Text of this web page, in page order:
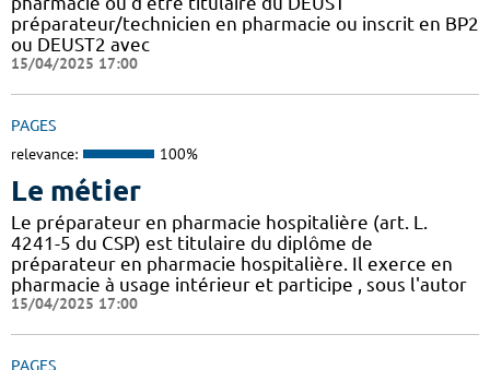
préparateur/technicien en pharmacie ou inscrit en BP2
ou DEUST2 avec
15/04/2025 17:00
PAGES
relevance: 100%
Le métier
Le préparateur en pharmacie hospitalière (art. L.
4241-5 du CSP) est titulaire du diplôme de
préparateur en pharmacie hospitalière. Il exerce en
pharmacie à usage intérieur et participe , sous l'autor
15/04/2025 17:00
PAGES